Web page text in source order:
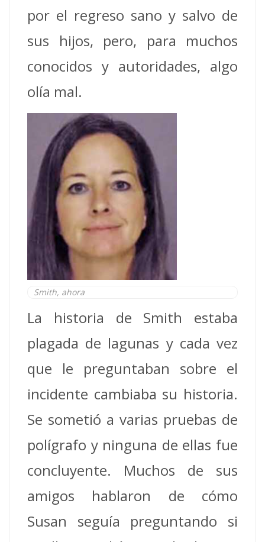
por el regreso sano y salvo de
sus hijos, pero, para muchos
conocidos y autoridades, algo
olía mal.
Smith, ahora
La historia de Smith estaba
plagada de lagunas y cada vez
que le preguntaban sobre el
incidente cambiaba su historia.
Se sometió a varias pruebas de
polígrafo y ninguna de ellas fue
concluyente. Muchos de sus
amigos hablaron de cómo
Susan seguía preguntando si